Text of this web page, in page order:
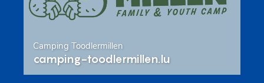
Camping Toodlermillen
camping-toodlermillen.lu